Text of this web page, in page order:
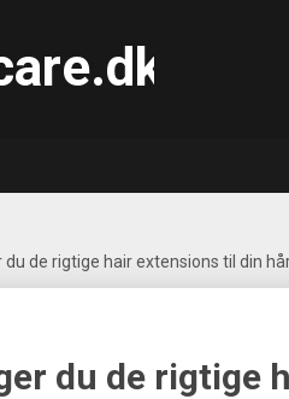
de rigtige hair extensions til din
du de rigtige